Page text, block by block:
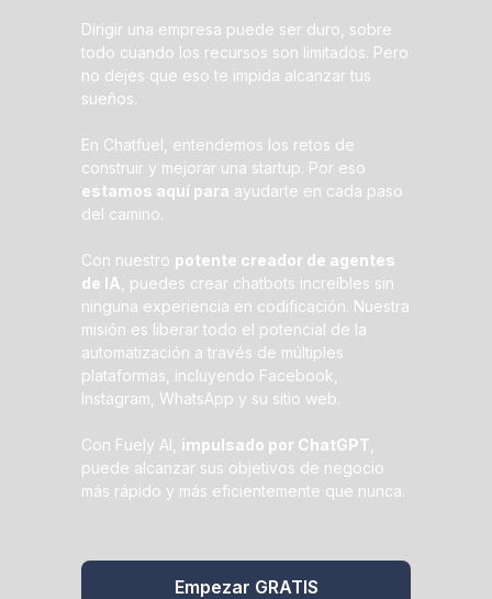
Dirigir una empresa puede ser duro, sobre
todo cuando los recursos son limitados. Pero
no dejes que eso te impida alcanzar tus
sueños.
En Chatfuel, entendemos los retos de
construir y mejorar una startup. Por eso
estamos aquí para ayudarte en cada paso
del camino.
Con nuestro potente creador de agentes
de IA , puedes crear chatbots increíbles sin
ninguna experiencia en codificación. Nuestra
misión es liberar todo el potencial de la
automatización a través de múltiples
plataformas, incluyendo Facebook,
Instagram, WhatsApp y su sitio web.
Con Fuely AI, impulsado por ChatGPT
puede alcanzar sus objetivos de negocio
más rápido y más eficientemente que nunca.
Empezar GRATIS